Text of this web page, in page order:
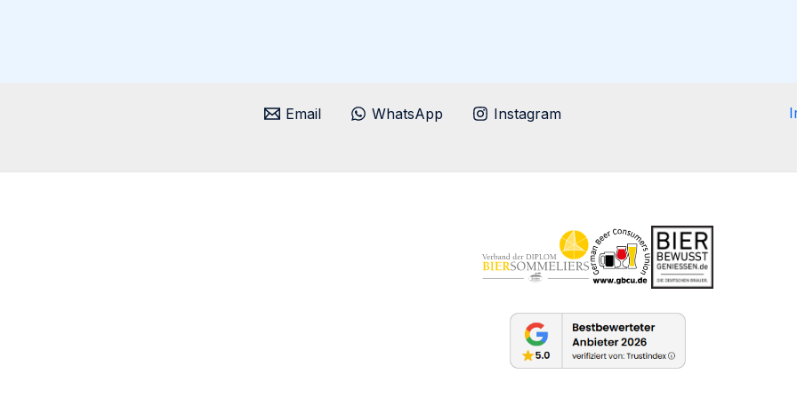
Email WhatsApp Instagram